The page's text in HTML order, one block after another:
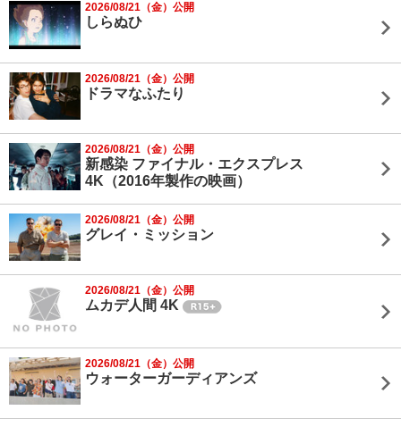
2026/08/21（金）公開
しらぬひ
2026/08/21（金）公開
ドラマなふたり
2026/08/21（金）公開
新感染 ファイナル・エクスプレス
4K（2016年製作の映画）
2026/08/21（金）公開
グレイ・ミッション
2026/08/21（金）公開
ムカデ人間 4K
2026/08/21（金）公開
ウォーターガーディアンズ